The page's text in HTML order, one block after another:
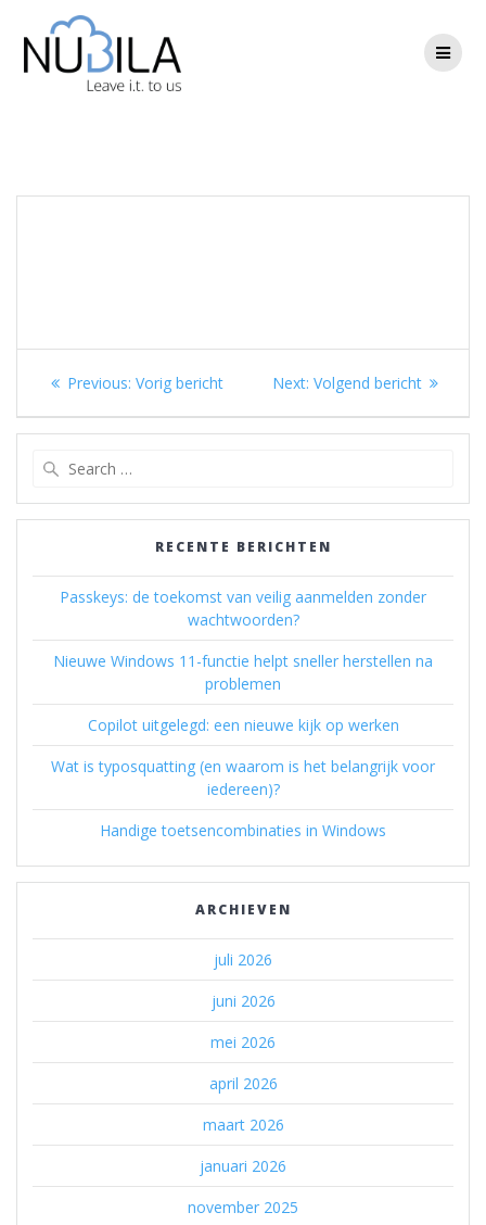
Berichtnavigatie
Previous: Previous
Vorig bericht Next: Next
Volgend bericht
RECENTE BERICHTEN
Passkeys: de toekomst van veilig aanmelden zonder
wachtwoorden?
Nieuwe Windows 11-functie helpt sneller herstellen na
problemen
Copilot uitgelegd: een nieuwe kijk op werken
Wat is typosquatting (en waarom is het belangrijk voor
iedereen)?
Handige toetsencombinaties in Windows
ARCHIEVEN
juli 2026
juni 2026
mei 2026
april 2026
maart 2026
januari 2026
november 2025